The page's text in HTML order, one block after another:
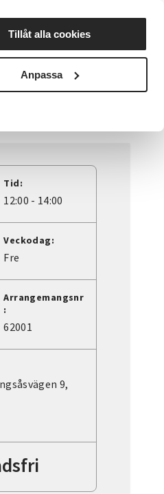
Tillåt alla cookies
Anpassa
Nyheter Avdelningar
Tid:
12:00 - 14:00
Veckodag:
Fre
Arrangemangsnr
:
62001
9,